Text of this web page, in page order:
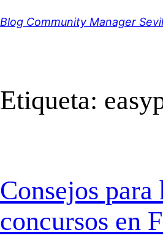
al
Blog Community Manager
Etiqueta:
Consejos para
concursos en